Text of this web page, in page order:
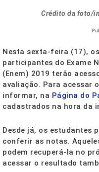
Crédito da foto/
Nesta sexta-feira (17),
participantes do Exame
(Enem) 2019 terão
avaliação. Para acessar
informar, na Página do
cadastrados na hora da
Desde já, os estudantes
conferir as notas.
podem recuperá-la no
acessar o resultado